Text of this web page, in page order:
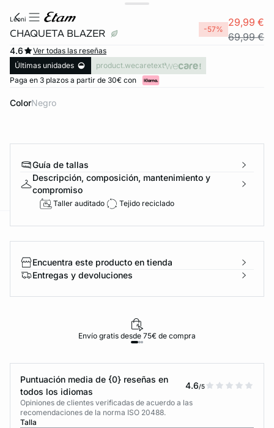
leoni
CHAQUETA BLAZER -57%
29,99 €
69,99 €
4.6
Ver todas las reseñas
Últimas unidades
product.wecaretext
Paga en 3 plazos a partir de 30€ con
Color negro
Guía de tallas
Descripción, composición, mantenimiento y
compromiso
Taller auditado Tejido reciclado
Encuentra este producto en tienda
Entregas y devoluciones
Envío gratis desde 75€ de compra
Puntuación media de {0} reseñas en
todos los idiomas
4.6/5
Opiniones de clientes verificadas de acuerdo a las
recomendaciones de la norma ISO 20488.
Talla